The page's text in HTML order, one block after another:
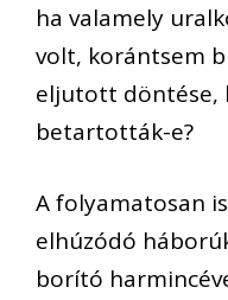
ha valamely
volt, korántsem
eljutott döntése,
betartották-e?
A folyamatosan
elhúzódó
borító